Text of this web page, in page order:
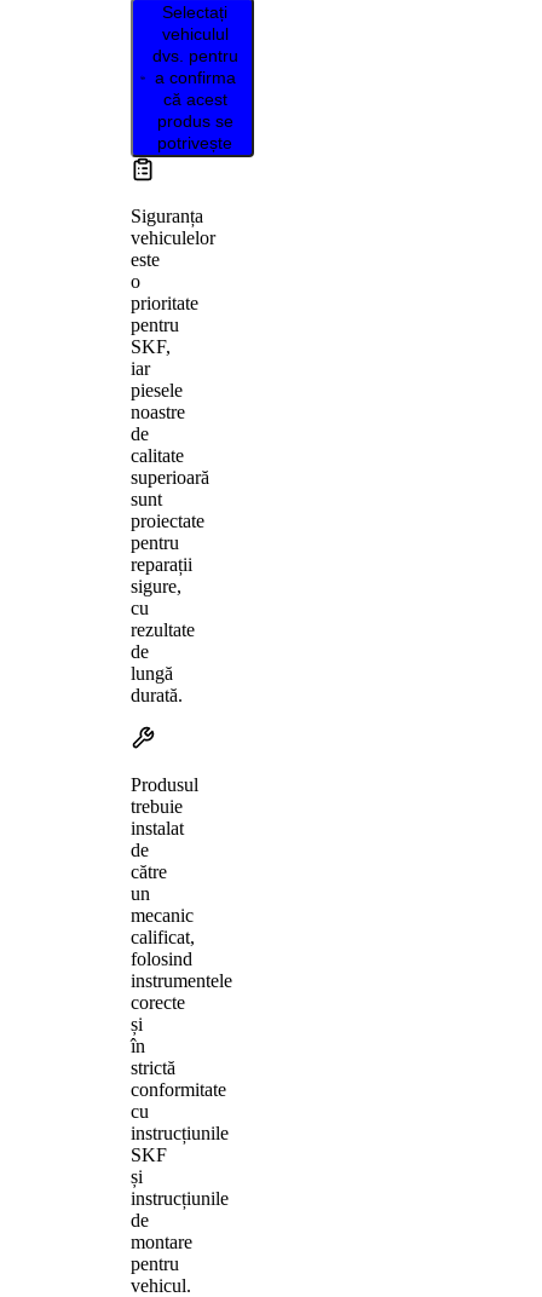
Selectați
vehiculul
dvs. pentru
a confirma
că acest
produs se
potrivește
Siguranța
vehiculelor
este
o
prioritate
pentru
SKF,
iar
piesele
noastre
de
calitate
superioară
sunt
proiectate
pentru
reparații
sigure,
cu
rezultate
de
lungă
durată.
Produsul
trebuie
instalat
de
către
un
mecanic
calificat,
folosind
instrumentele
corecte
și
în
strictă
conformitate
cu
instrucțiunile
SKF
și
instrucțiunile
de
montare
pentru
vehicul.